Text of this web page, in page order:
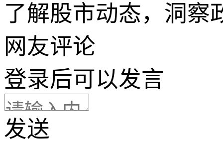
了解股市动态，洞察
网友评论
登录后可以发言
发送